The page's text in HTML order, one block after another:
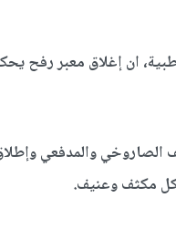
ان إغلاق معبر رفح
والمدفعي
مكثف وعنيف.